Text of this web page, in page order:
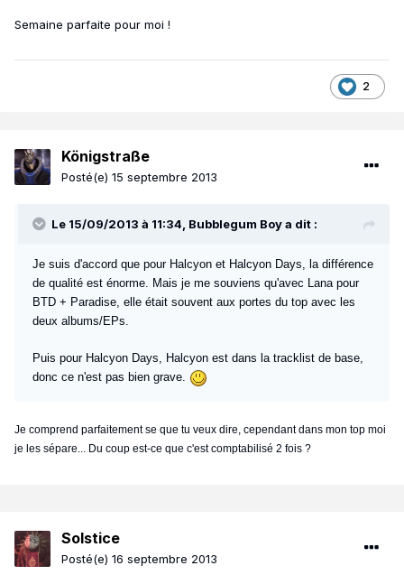
Semaine parfaite pour moi !
2
Königstraße
Posté(e) 15 septembre 2013
Le 15/09/2013 à 11:34, Bubblegum Boy a dit :
Je suis d'accord que pour Halcyon et Halcyon Days, la différence
de qualité est énorme. Mais je me souviens qu'avec Lana pour
BTD + Paradise, elle était souvent aux portes du top avec les
deux albums/EPs.
Puis pour Halcyon Days, Halcyon est dans la tracklist de base,
donc ce n'est pas bien grave.
Je comprend parfaitement se que tu veux dire, cependant dans mon top moi
je les sépare... Du coup est-ce que c'est comptabilisé 2 fois ?
Solstice
Posté(e) 16 septembre 2013